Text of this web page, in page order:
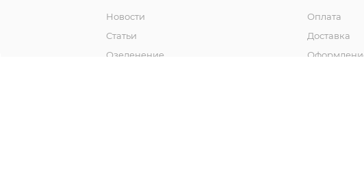
Новости
Статьи
Озеленение
Оплата
Доставка